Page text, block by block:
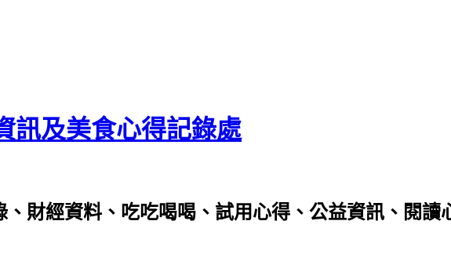
訊及美食心得記錄處
財經資料、吃吃喝喝、試用心得、公益資訊、閱讀